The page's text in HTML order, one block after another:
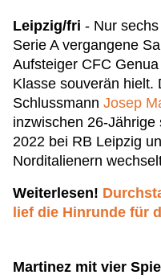
Leipzig/fri - Nur
Serie A vergangene
Aufsteiger CFC
Klasse souverän hielt.
Schlussmann Josep
inzwischen 26-
2022 bei RB Leipzig
Norditalienern
Weiterlesen!
lief die Hinrunde für
Martinez mit vier